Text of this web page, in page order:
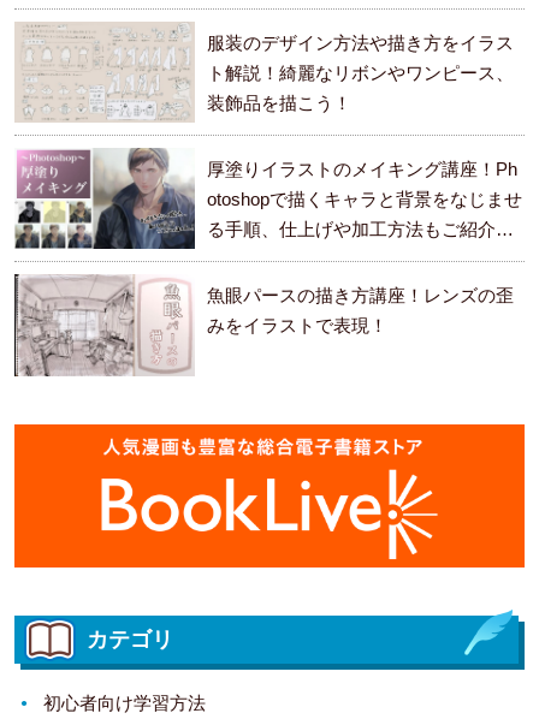
服装のデザイン方法や描き方をイラス
ト解説！綺麗なリボンやワンピース、
装飾品を描こう！
厚塗りイラストのメイキング講座！Ph
otoshopで描くキャラと背景をなじませ
る手順、仕上げや加工方法もご紹介し
ます。
魚眼パースの描き方講座！レンズの歪
みをイラストで表現！
カテゴリ
初心者向け学習方法